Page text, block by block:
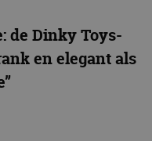
de Dinky Toys-
en elegant als